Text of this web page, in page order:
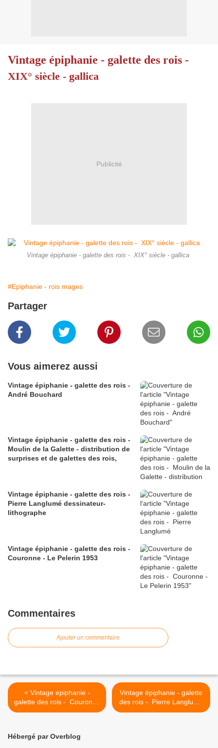
Vintage épiphanie - galette des rois -
XIX° siècle - gallica
Publicité
Vintage épiphanie - galette des rois - XIX° siècle - gallica
#Epiphanie - rois mages
Partager
Vous aimerez aussi
Vintage épiphanie - galette des rois -
André Bouchard
Vintage épiphanie - galette des rois -
Moulin de la Galette - distribution de
surprises et de galettes des rois,
Vintage épiphanie - galette des rois -
Pierre Langlumé dessinateur-
lithographe
Vintage épiphanie - galette des rois -
Couronne - Le Pelerin 1953
Commentaires
Ajouter un commentaire
< Vintage épiphanie -
galette des rois - Couronne
- Le Pelerin 1953
Vintage épiphanie - galette
des rois - Pierre Langlumé
dessinateur-lithographe >
Hébergé par Overblog